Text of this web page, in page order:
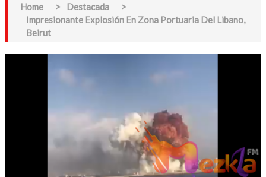
Home > Destacada
>
Impresionante Explosión En Zona Portuaria Del Libano,
Beirut